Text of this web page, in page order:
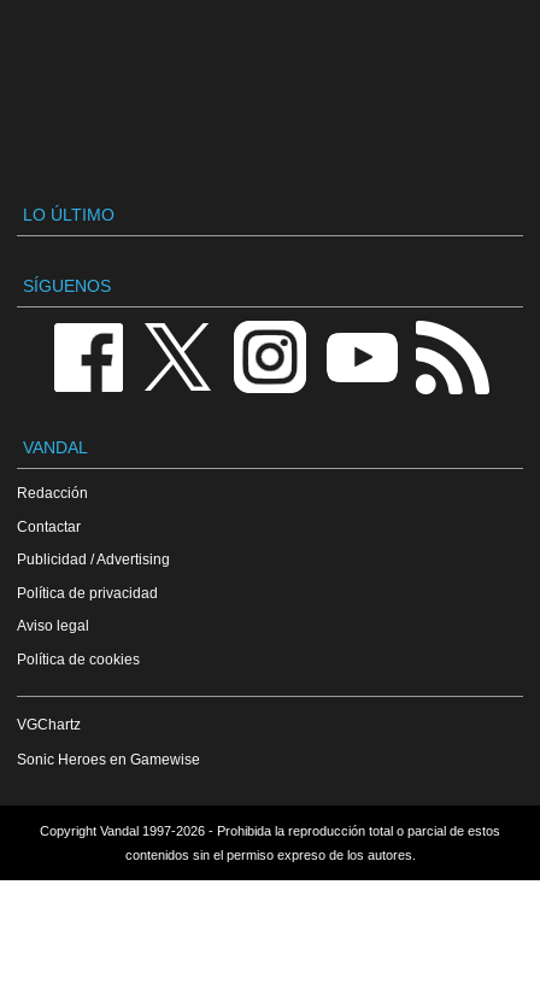
LO ÚLTIMO
SÍGUENOS
VANDAL
Redacción
Contactar
Publicidad / Advertising
Política de privacidad
Aviso legal
Política de cookies
VGChartz
Sonic Heroes en Gamewise
Copyright Vandal 1997-2026 - Prohibida la reproducción total o parcial de estos
contenidos sin el permiso expreso de los autores.